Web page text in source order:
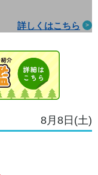
詳しくはこちら
8月8日(土)